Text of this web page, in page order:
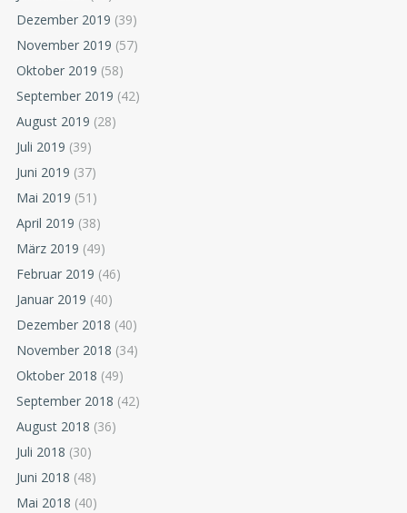
Dezember 2019 (39)
November 2019 (57)
Oktober 2019 (58)
September 2019 (42)
August 2019 (28)
Juli 2019 (39)
Juni 2019 (37)
Mai 2019 (51)
April 2019 (38)
März 2019 (49)
Februar 2019 (46)
Januar 2019 (40)
Dezember 2018 (40)
November 2018 (34)
Oktober 2018 (49)
September 2018 (42)
August 2018 (36)
Juli 2018 (30)
Juni 2018 (48)
Mai 2018 (40)